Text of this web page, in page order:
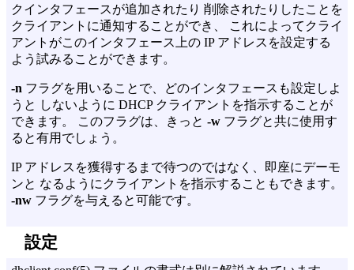
クインタフェースが追加されたり 削除されたりしたことを
クライアントに通知することができ、 これによってクライ
アントがこのインタフェース上の IP アドレスを設定する
よう試みることができます。
-n フラグを用いることで、どのインタフェースも設定しよ
うと しないように DHCP クライアントを指示することが
できます。 このフラグは、きっと -w フラグと共に使用す
ると有用でしょう。
IP アドレスを獲得するまで待つのではなく、即座にデーモ
ンと なるようにクライアントを指示することもできます。
-nw フラグを与えると可能です。
設定